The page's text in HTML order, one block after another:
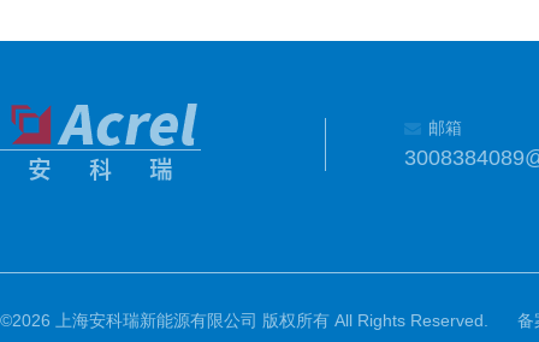
邮箱
©2026 上海安科瑞新能源有限公司 版权所有 All Rights Reserved.
备